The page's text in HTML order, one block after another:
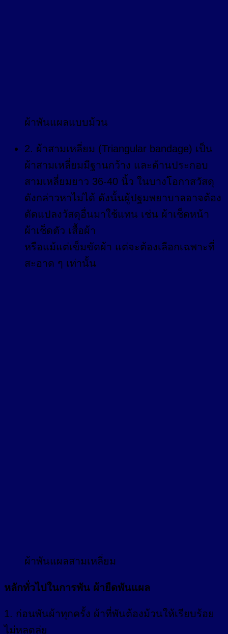
ผ้าพันแผลแบบม้วน
2. ผ้าสามเหลี่ยม (Triangular bandage) เป็น
ผ้าสามเหลี่ยมมีฐานกว้าง และด้านประกอบ
สามเหลี่ยมยาว 36-40 นิ้ว ในบางโอกาสวัสดุ
ดังกล่าวหาไม่ได้ ดังนั้นผู้ปฐมพยาบาลอาจต้อง
ดัดแปลงวัสดุอื่นมาใช้แทน เช่น ผ้าเช็ดหน้า
ผ้าเช็ดตัว เสื้อผ้า
หรือแม้แต่เข็มขัดผ้า แต่จะต้องเลือกเฉพาะที่
สะอาด ๆ เท่านั้น
ผ้าพันแผลสามเหลี่ยม
หลักทั่วไปในการพัน ผ้ายืดพันแผล
1. ก่อนพันผ้าทุกครั้ง ผ้าที่พันต้องม้วนให้เรียบร้อย
ไม่หลุดลุ่ย